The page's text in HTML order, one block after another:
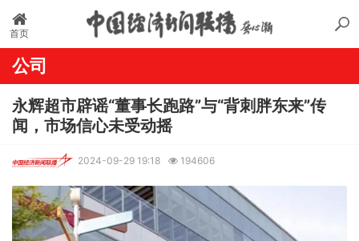
首页
公司
永辉超市辟谣“董事长跑路”与“背刺胖东来”传
闻，市场信心未受动摇
2024-09-29 19:18 194606